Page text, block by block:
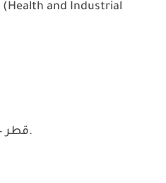
المرافق البرية (Onshore) – قطر.